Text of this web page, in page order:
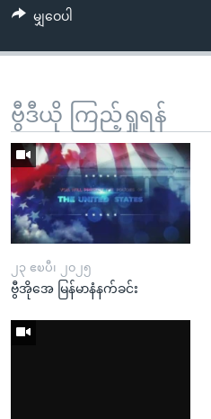
ရန်
မျှဝေပါ
ဗွီဒီယို ကြည့်ရှုရန်
၂၃ ဧၿပီ၊ ၂၀၂၅
ဗွီအိုအေ မြန်မာနံနက်ခင်း